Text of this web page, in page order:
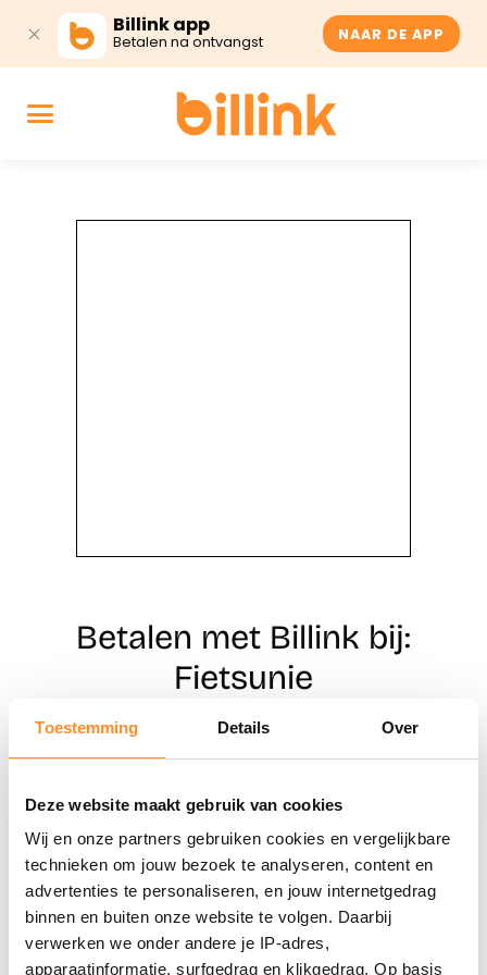
Toestemming Details Over
Deze website maakt gebruik van cookies
Wij en onze partners gebruiken cookies en vergelijkbare
technieken om jouw bezoek te analyseren, content en
advertenties te personaliseren, en jouw internetgedrag
binnen en buiten onze website te volgen. Daarbij
verwerken we onder andere je IP-adres,
apparaatinformatie, surfgedrag en klikgedrag. Op basis
Billink app
Betalen na ontvangst NAAR DE APP
Betalen met Billink bij:
Fietsunie
Naar winkels